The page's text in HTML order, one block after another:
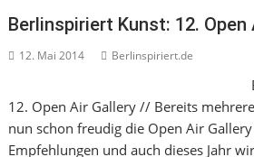
Berlinspiriert Kunst: 12. Open
12. Mai 2014 Berlinspiriert.de
12. Open Air Gallery // Bereits
nun schon freudig die Open Air
Empfehlungen und auch dieses Jahr